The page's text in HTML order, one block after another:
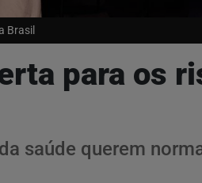
Brasil
para os
saúde querem